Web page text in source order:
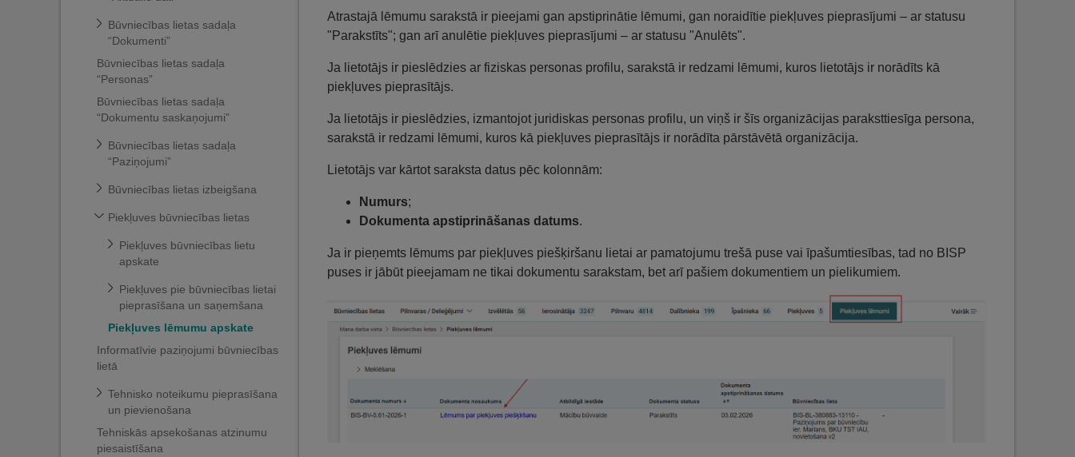
Būvniecības lietas sadaļa
“Dokumenti”
Būvniecības lietas sadaļa
“Personas”
Būvniecības lietas sadaļa
“Dokumentu saskaņojumi”
Būvniecības lietas sadaļa
“Paziņojumi”
Būvniecības lietas izbeigšana
Piekļuves būvniecības lietas
Piekļuves būvniecības lietu
apskate
Piekļuves pie būvniecības lietai
pieprasīšana un saņemšana
Piekļuves lēmumu apskate
Informatīvie paziņojumi būvniecības
lietā
Tehnisko noteikumu pieprasīšana
un pievienošana
Tehniskās apsekošanas atzinumu
piesaistīšana
Atrastajā lēmumu sarakstā ir pieejami gan apstiprinātie lēmumi, gan noraidītie piekļuves pieprasījumi – ar statusu
"Parakstīts"; gan arī anulētie piekļuves pieprasījumi – ar statusu "Anulēts".
Ja lietotājs ir pieslēdzies ar fiziskas personas profilu, sarakstā ir redzami lēmumi, kuros lietotājs ir norādīts kā
piekļuves pieprasītājs.
Ja lietotājs ir pieslēdzies, izmantojot juridiskas personas profilu, un viņš ir šīs organizācijas paraksttiesīga persona,
sarakstā ir redzami lēmumi, kuros kā piekļuves pieprasītājs ir norādīta pārstāvētā organizācija.
Lietotājs var kārtot saraksta datus pēc kolonnām:
Numurs;
Dokumenta apstiprināšanas datums.
Ja ir pieņemts lēmums par piekļuves piešķiršanu lietai ar pamatojumu trešā puse vai īpašumtiesības, tad no BISP
puses ir jābūt pieejamam ne tikai dokumentu sarakstam, bet arī pašiem dokumentiem un pielikumiem.